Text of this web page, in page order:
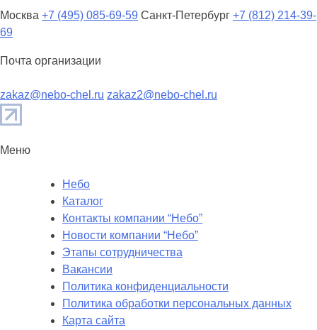
Москва +7 (495) 085-69-59 Санкт-Петербург +7 (812) 214-39-
69
Почта организации
zakaz@nebo-chel.ru zakaz2@nebo-chel.ru
Меню
Небо
Каталог
Контакты компании “Небо”
Новости компании “Небо”
Этапы сотрудничества
Вакансии
Политика конфиденциальности
Политика обработки персональных данных
Карта сайта